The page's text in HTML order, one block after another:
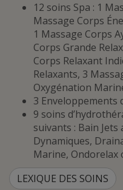
12 soins Spa : 1
Massage Corps
1 Massage Corps
Corps Grande
Corps Relaxant
Relaxants, 3
Oxygénation
3 Enveloppements
9 soins
suivants : Bain
Dynamiques,
Marine, Ondorelax
LEXIQUE DES SOINS